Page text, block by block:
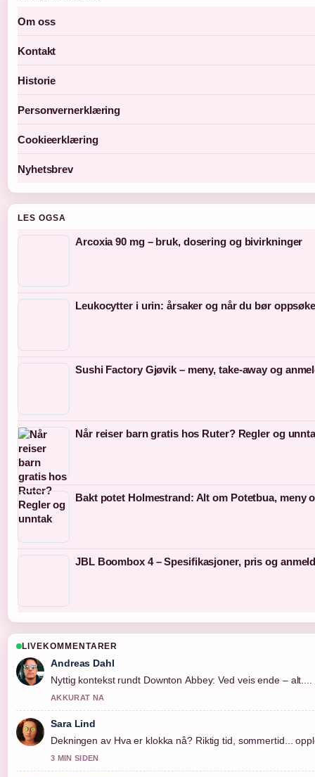
Om oss
Kontakt
Historie
Personvernerklæring
Cookieerklæring
Nyhetsbrev
LES OGSA
Arcoxia 90 mg – bruk, dosering og bivirkninger
Leukocytter i urin: årsaker og når du bør
Sushi Factory Gjøvik – meny, take-away og
Når reiser barn gratis hos Ruter? Regler og
Bakt potet Holmestrand: Alt om Potetbua, meny
JBL Boombox 4 – Spesifikasjoner, pris og
LIVEKOMMENTARER
Andreas Dahl
Nyttig kontekst rundt Downton Abbey: Ved veis ende –
AKKURAT NA
Sara Lind
Dekningen av Hva er klokka nå? Riktig tid, sommertid...
3 MIN SIDEN